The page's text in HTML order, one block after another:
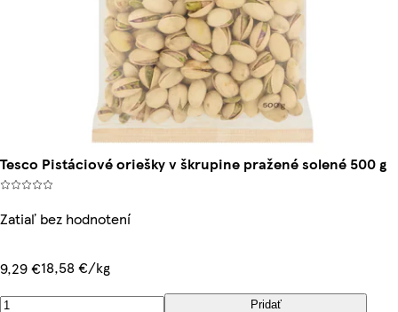
Tesco Pistáciové oriešky v škrupine pražené solené 500 g
Zatiaľ bez hodnotení
9,29 €18,58 €/kg
Pridať